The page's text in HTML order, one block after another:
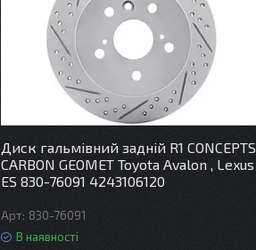
Диск гальмівний задній R1 CONCEPTS
CARBON GEOMET Toyota Avalon , Lexus
ES 830-76091 4243106120
830-76091
В наявності